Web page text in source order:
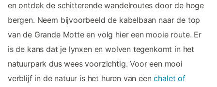
en ontdek de schitterende wandelroutes door de hoge
bergen. Neem bijvoorbeeld de kabelbaan naar de top
van de Grande Motte en volg hier een mooie route. Er
is de kans dat je lynxen en wolven tegenkomt in het
natuurpark dus wees voorzichtig. Voor een mooi
verblijf in de natuur is het huren van eenchalet of